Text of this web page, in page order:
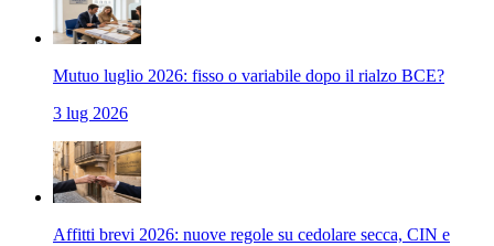
Mutuo luglio 2026: fisso o variabile dopo il rialzo BCE?
3 lug 2026
Affitti brevi 2026: nuove regole su cedolare secca, CIN e